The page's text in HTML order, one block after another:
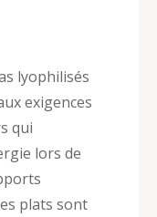
lyophilisés
exigences
qui
lors de
plats sont